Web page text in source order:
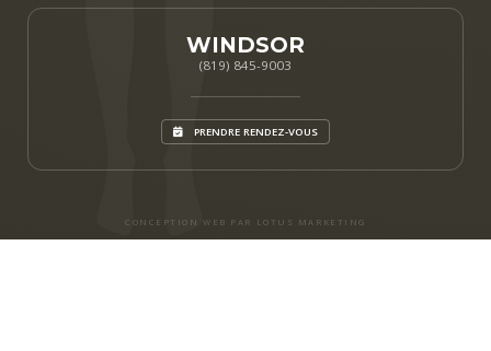
WINDSOR
(819) 845-9003
PRENDRE RENDEZ-VOUS
CONCEPTION WEB PAR LOTUS MARKETING